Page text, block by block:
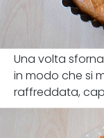
Una volta
in modo che si
raffreddata,
.